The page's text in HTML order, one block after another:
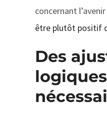
concernant
être plutôt positif
Des